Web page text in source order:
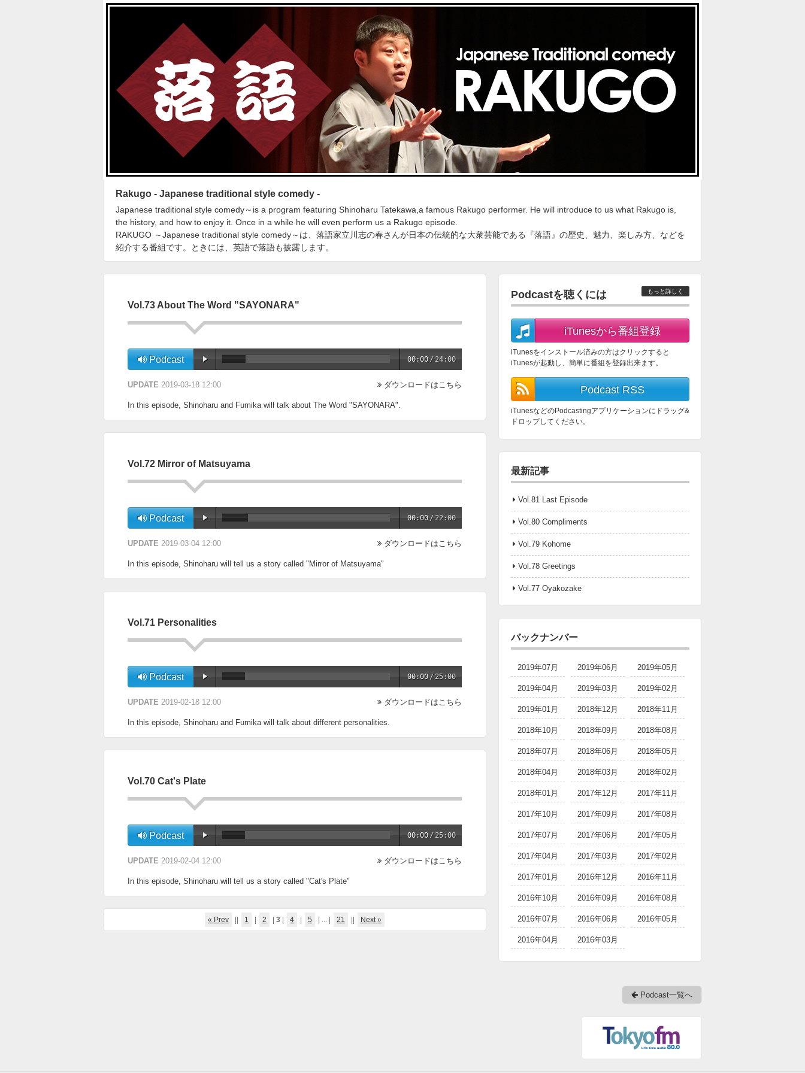
Rakugo - Japanese traditional style comedy -
Japanese traditional style comedy～is a program featuring Shinoharu Tatekawa,a famous Rakugo performer. He will introduce to us what Rakugo is,
the history, and how to enjoy it. Once in a while he will even perform us a Rakugo episode.
RAKUGO ～Japanese traditional style comedy～は、落語家立川志の春さんが日本の伝統的な大衆芸能である『落語』の歴史、魅力、楽しみ方、などを
紹介する番組です。ときには、英語で落語も披露します。
Vol.73 About The Word "SAYONARA"
Podcast 00:00 / 24:00
ダウンロードはこちら
UPDATE 2019-03-18 12:00
In this episode, Shinoharu and Fumika will talk about The Word "SAYONARA".
Vol.72 Mirror of Matsuyama
Podcast 00:00 / 22:00
ダウンロードはこちら
UPDATE 2019-03-04 12:00
In this episode, Shinoharu will tell us a story called "Mirror of Matsuyama"
Vol.71 Personalities
Podcast 00:00 / 25:00
ダウンロードはこちら
UPDATE 2019-02-18 12:00
In this episode, Shinoharu and Fumika will talk about different personalities.
Vol.70 Cat's Plate
Podcast 00:00 / 25:00
ダウンロードはこちら
UPDATE 2019-02-04 12:00
In this episode, Shinoharu will tell us a story called "Cat's Plate"
« Prev 1 2 3 4 5 | ... | 21 Next »
Podcastを聴くには もっと詳しく
iTunesから番組登録
iTunesをインストール済みの方はクリックすると
iTunesが起動し、簡単に番組を登録出来ます。
Podcast RSS
iTunesなどのPodcastingアプリケーションにドラッグ&
ドロップしてください。
最新記事
Vol.81 Last Episode
Vol.80 Compliments
Vol.79 Kohome
Vol.78 Greetings
Vol.77 Oyakozake
バックナンバー
2019年07月 2019年06月 2019年05月
2019年04月 2019年03月 2019年02月
2019年01月 2018年12月 2018年11月
2018年10月 2018年09月 2018年08月
2018年07月 2018年06月 2018年05月
2018年04月 2018年03月 2018年02月
2018年01月 2017年12月 2017年11月
2017年10月 2017年09月 2017年08月
2017年07月 2017年06月 2017年05月
2017年04月 2017年03月 2017年02月
2017年01月 2016年12月 2016年11月
2016年10月 2016年09月 2016年08月
2016年07月 2016年06月 2016年05月
2016年04月 2016年03月
Podcast一覧へ